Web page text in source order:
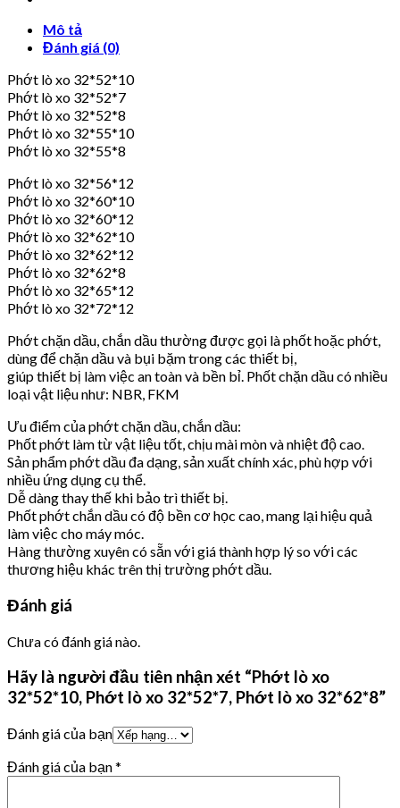
Mô tả
Đánh giá (0)
Phớt lò xo 32*52*10
Phớt lò xo 32*52*7
Phớt lò xo 32*52*8
Phớt lò xo 32*55*10
Phớt lò xo 32*55*8
Phớt lò xo 32*56*12
Phớt lò xo 32*60*10
Phớt lò xo 32*60*12
Phớt lò xo 32*62*10
Phớt lò xo 32*62*12
Phớt lò xo 32*62*8
Phớt lò xo 32*65*12
Phớt lò xo 32*72*12
Phớt chặn dầu, chắn dầu thường được gọi là phốt hoặc phớt,
dùng để chặn dầu và bụi bặm trong các thiết bị,
giúp thiết bị làm việc an toàn và bền bỉ. Phốt chặn dầu có nhiều
loại vật liệu như: NBR, FKM
Ưu điểm của phớt chặn dầu, chắn dầu:
Phốt phớt làm từ vật liệu tốt, chịu mài mòn và nhiệt độ cao.
Sản phẩm phớt dầu đa dạng, sản xuất chính xác, phù hợp với
nhiều ứng dụng cụ thể.
Dễ dàng thay thế khi bảo trì thiết bị.
Phốt phớt chắn dầu có độ bền cơ học cao, mang lại hiệu quả
làm việc cho máy móc.
Hàng thường xuyên có sẵn với giá thành hợp lý so với các
thương hiệu khác trên thị trường phớt dầu.
Đánh giá
Chưa có đánh giá nào.
Hãy là người đầu tiên nhận xét “Phớt lò xo
32*52*10, Phớt lò xo 32*52*7, Phớt lò xo 32*62*8”
Đánh giá của bạn
Đánh giá của bạn*